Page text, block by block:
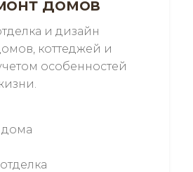
домов
и дизайн
коттеджей и
особенностей